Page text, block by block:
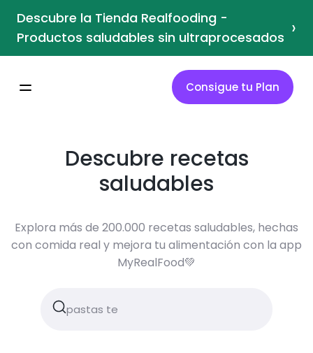
Descubre la Tienda Realfooding -
Productos saludables sin ultraprocesados ›
Consigue tu Plan
Descubre recetas
saludables
Explora más de 200.000 recetas saludables, hechas
con comida real y mejora tu alimentación con la app
MyRealFood💚